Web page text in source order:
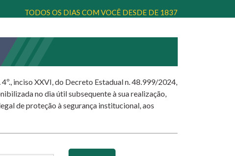
TODOS OS DIAS COM VOCÊ DESDE DE 1837
inciso XXVI, do Decreto Estadual n. 48.999/2024,
no dia útil subsequente à sua realização,
de proteção à segurança institucional, aos